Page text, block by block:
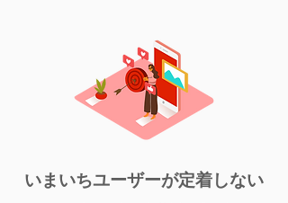
いまいちユーザーが定着しない